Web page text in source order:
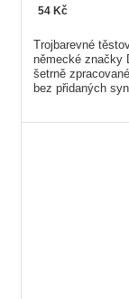
54 Kč
Trojbarevné
německé značky
šetrně
bez přidaných